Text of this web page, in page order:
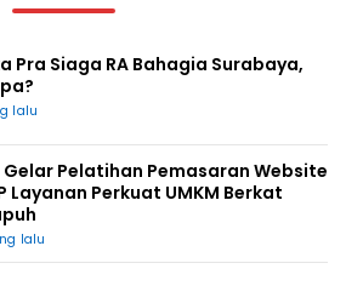
Pra Siaga RA Bahagia Surabaya,
lalu
Pelatihan Pemasaran Website
Layanan Perkuat UMKM Berkat
lalu